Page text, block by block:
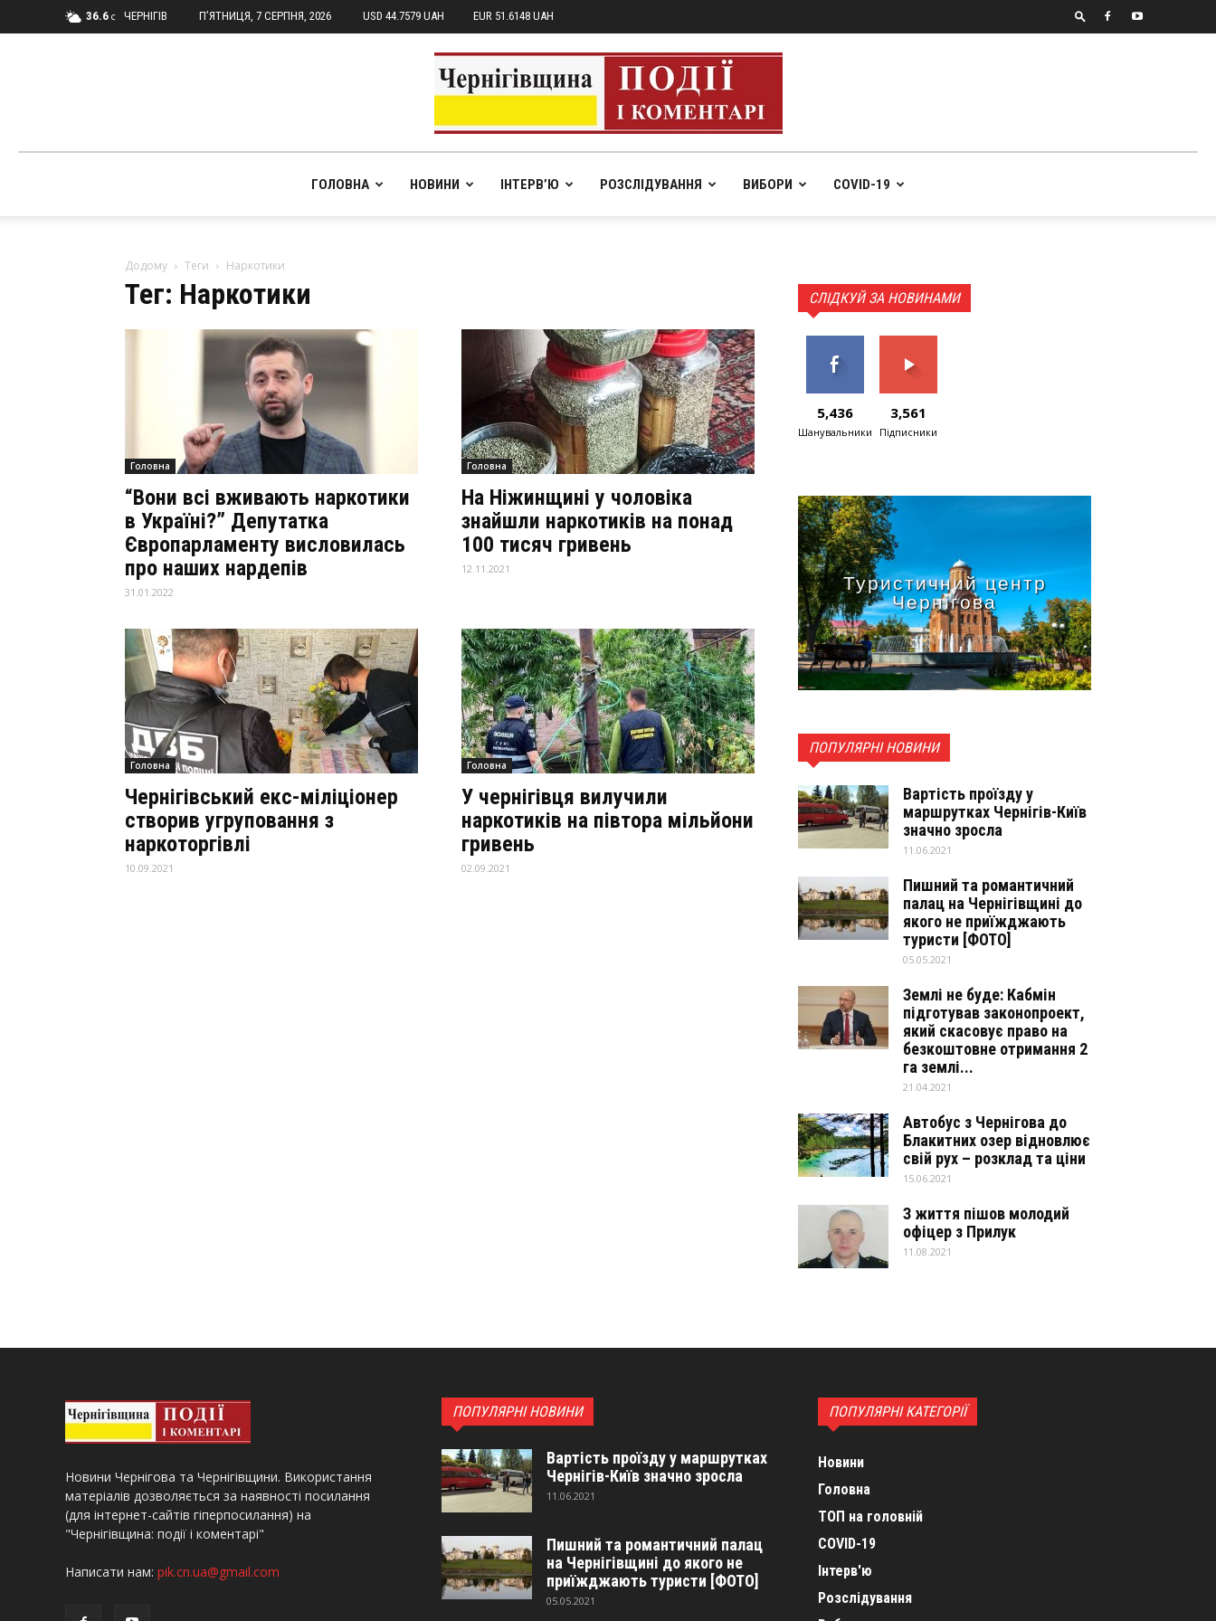
36.6 C ЧЕРНІГІВ П’ЯТНИЦЯ, 7 СЕРПНЯ, 2026 USD 44.7579 UAH EUR 51.6148 UAH
pik.in.ua
ГОЛОВНА НОВИНИ ІНТЕРВ’Ю РОЗСЛІДУВАННЯ ВИБОРИ COVID-19
Додому Теги Наркотики
Тег: Наркотики
Головна
“Вони всі вживають наркотики
в Україні?” Депутатка
Європарламенту висловилась
про наших нардепів
31.01.2022
Головна
На Ніжинщині у чоловіка
знайшли наркотиків на понад
100 тисяч гривень
12.11.2021
Головна
Чернігівський екс-міліціонер
створив угруповання з
наркоторгівлі
10.09.2021
Головна
У чернігівця вилучили
наркотиків на півтора мільйони
гривень
02.09.2021
СЛІДКУЙ ЗА НОВИНАМИ
5,436
Шанувальники
3,561
Підписники
Туристичний центр
Чернігова
ПОПУЛЯРНІ НОВИНИ
Вартість проїзду у
маршрутках Чернігів-Київ
значно зросла
11.06.2021
Пишний та романтичний
палац на Чернігівщині до
якого не приїжджають
туристи [ФОТО]
05.05.2021
Землі не буде: Кабмін
підготував законопроект,
який скасовує право на
безкоштовне отримання 2
га землі...
21.04.2021
Автобус з Чернігова до
Блакитних озер відновлює
свій рух – розклад та ціни
15.06.2021
З життя пішов молодий
офіцер з Прилук
11.08.2021
Новини Чернігова та Чернігівщини. Використання
матеріалів дозволяється за наявності посилання
(для інтернет-сайтів гіперпосилання) на
"Чернігівщина: події і коментарі"
Написати нам: pik.cn.ua@gmail.com
ПОПУЛЯРНІ НОВИНИ
Вартість проїзду у маршрутках
Чернігів-Київ значно зросла
11.06.2021
Пишний та романтичний палац
на Чернігівщині до якого не
приїжджають туристи [ФОТО]
05.05.2021
ПОПУЛЯРНІ КАТЕГОРІЇ
Новини
Головна
ТОП на головній
COVID-19
Інтерв'ю
Розслідування